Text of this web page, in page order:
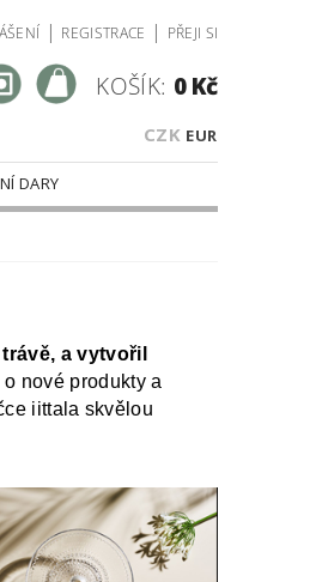
| REGISTRACE | PŘEJI SI
CZK EUR
KOŠÍK: 0 Kč
DARY
a vytvořil
nové produkty a
iittala skvělou